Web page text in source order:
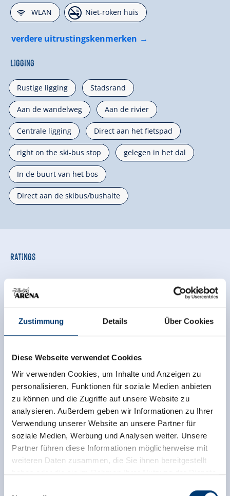
Zustimmung Details Über Cookies
Diese Webseite verwendet Cookies
Wir verwenden Cookies, um Inhalte und Anzeigen zu
personalisieren, Funktionen für soziale Medien anbieten
zu können und die Zugriffe auf unsere Website zu
analysieren. Außerdem geben wir Informationen zu Ihrer
Verwendung unserer Website an unsere Partner für
soziale Medien, Werbung und Analysen weiter. Unsere
Partner führen diese Informationen möglicherweise mit
weiteren Daten zusammen, die Sie ihnen bereitgestellt
haben oder die sie im Rahmen Ihrer Nutzung der Dienste
🜉WLAN 🏝Niet-roken huis
verdere uitrustingskenmerken
Ligging
Rustige ligging Stadsrand
Aan de wandelweg Aan de rivier
Centrale ligging Direct aan het fietspad
right on the ski-bus stop gelegen in het dal
In de buurt van het bos
Direct aan de skibus/bushalte
Ratings
Onafhankelijke beoordelingen van de andere
bronnen. TrustYou verzamelt deze beoordelingen en
berekent een gemiddelde van de
beoordelingsresultaten.